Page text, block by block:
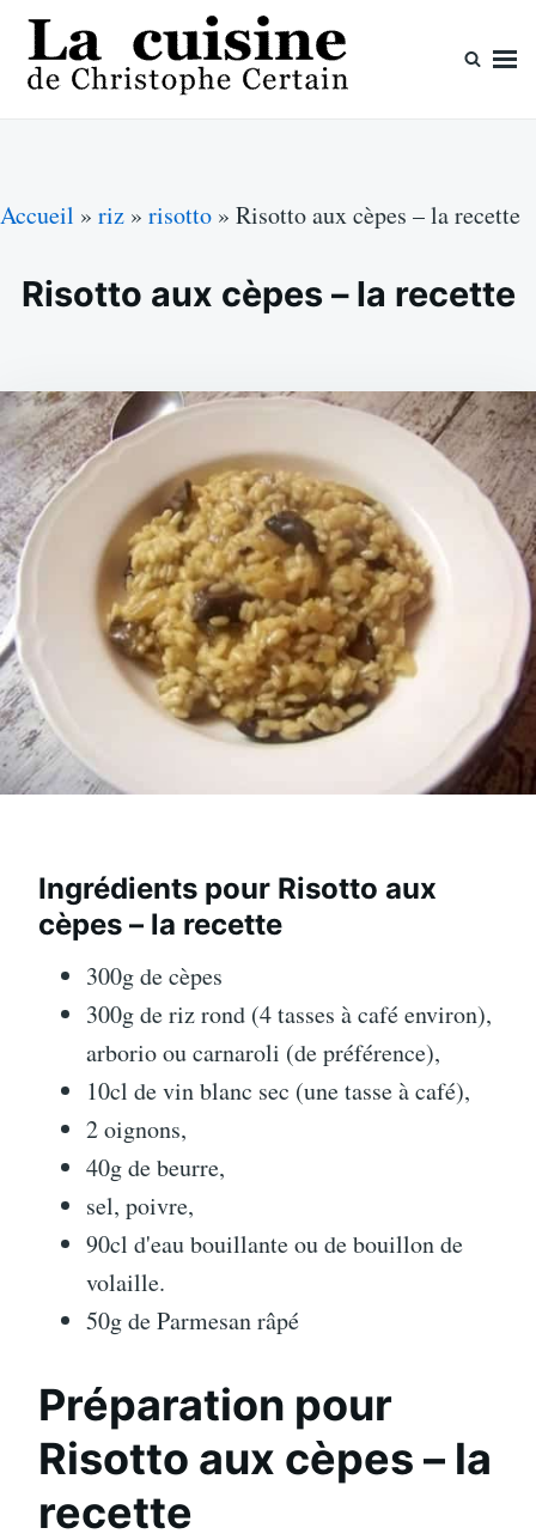
Skip
content
Search
for:
Accueil » riz » risotto » Risotto aux cèpes – la recette
Risotto aux cèpes – la recette
Ingrédients pour Risotto aux
cèpes – la recette
300g de cèpes
300g de riz rond (4 tasses à café environ),
arborio ou carnaroli (de préférence),
10cl de vin blanc sec (une tasse à café),
2 oignons,
40g de beurre,
sel, poivre,
90cl d'eau bouillante ou de bouillon de
volaille.
50g de Parmesan râpé
Préparation pour
Risotto aux cèpes – la
recette